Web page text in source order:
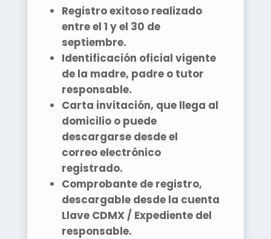
Registro exitosorealizado
entre el 1 y el 30 de
septiembre.
Identificación oficial vigente
de la madre, padre o tutor
responsable.
Carta invitación, que llega al
domicilio o puede
descargarse desde el
correo electrónico
registrado.
Comprobante de registro,
descargable desde la cuenta
Llave CDMX / Expedientedel
responsable.